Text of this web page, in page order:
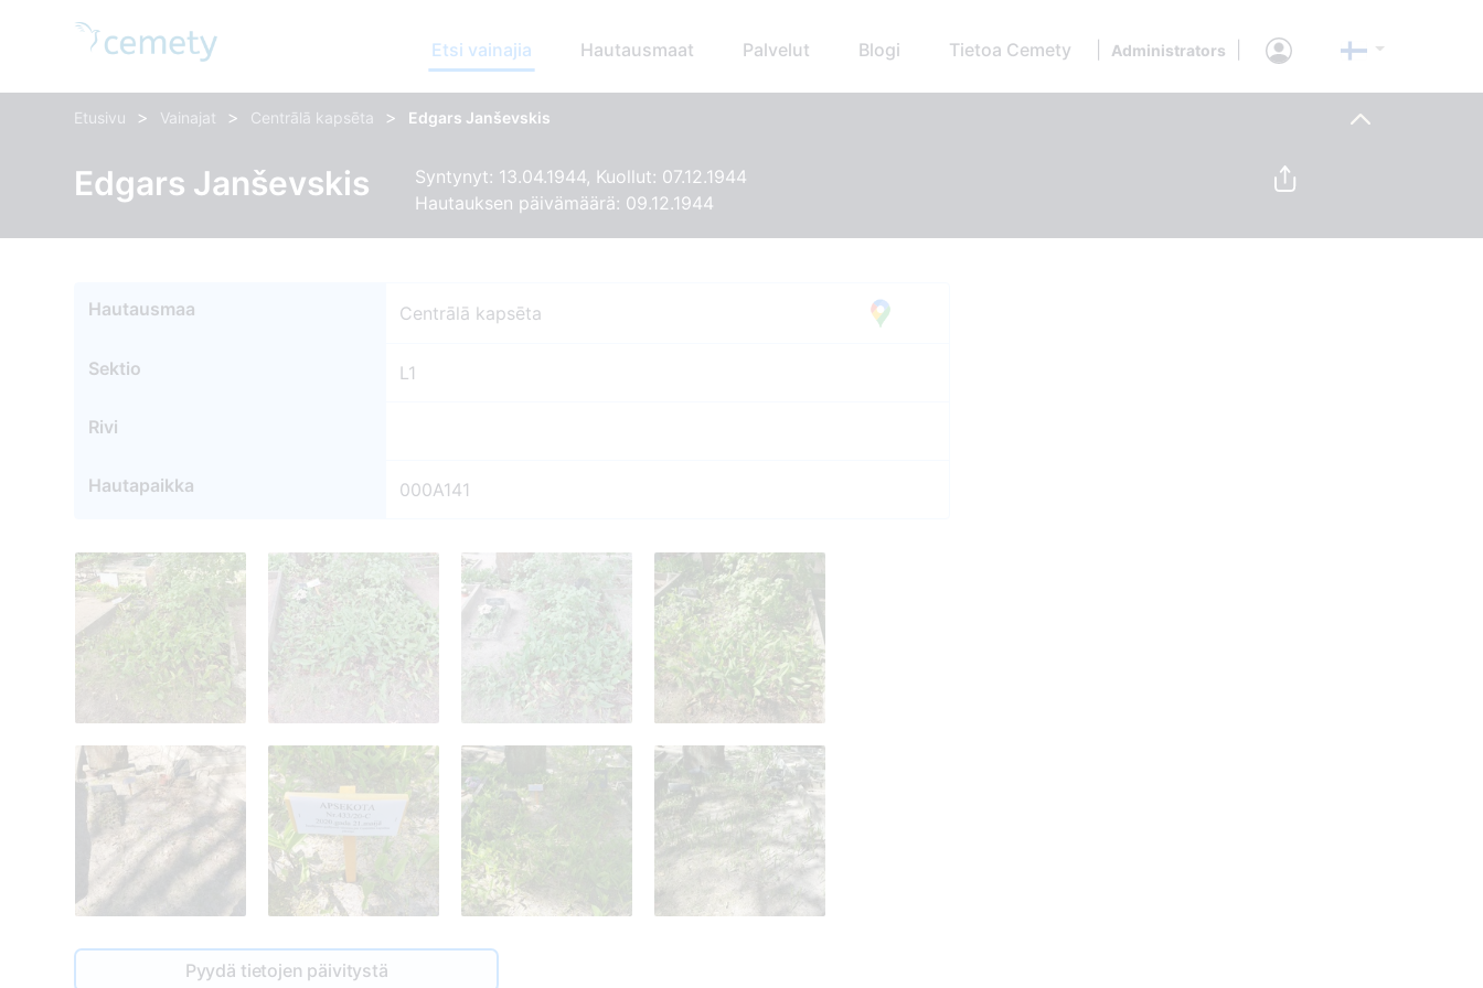
Etsi vainajia Hautausmaat Palvelut Blogi Tietoa Cemety Administrators
Etusivu > Vainajat > Centrālā kapsēta > Edgars Janševskis
Edgars Janševskis
Syntynyt: 13.04.1944, Kuollut: 07.12.1944
Hautauksen päivämäärä: 09.12.1944
Hautausmaa Centrālā kapsēta
Sektio L1
Rivi
Hautapaikka 000A141
Pyydä tietojen päivitystä